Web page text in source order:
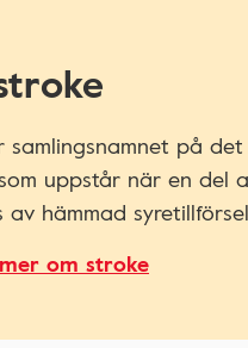
samlingsnamnet på
uppstår när en del
av hämmad
om stroke